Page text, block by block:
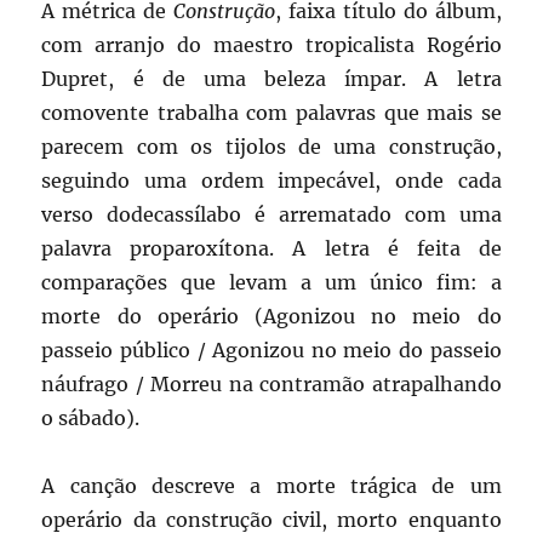
A métrica deConstrução, faixa título do álbum,
com arranjo do maestro tropicalista Rogério
Dupret, é de uma beleza ímpar. A letra
comovente trabalha com palavras que mais se
parecem com os tijolos de uma construção,
seguindo uma ordem impecável, onde cada
verso dodecassílabo é arrematado com uma
palavra proparoxítona. A letra é feita de
comparações que levam a um único fim: a
morte do operário (Agonizou no meio do
passeio público / Agonizou no meio do passeio
náufrago / Morreu na contramão atrapalhando
o sábado).
A canção descreve a morte trágica de um
operário da construção civil, morto enquanto